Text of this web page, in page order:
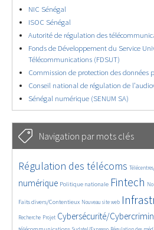
NIC Sénégal
ISOC Sénégal
Autorité de régulation des
Fonds de Développement du Service
Télécommunications (FDSUT)
Commission de protection des données
Conseil national de régulation de
Sénégal numérique (SENUM SA)
Navigation par mots clés
4655/5792
Régulation des télécoms
402/5792
3698/5792
numérique
1906/5792 Politique nationale
5325/5792 Fintech
709/5792
2390/5792
1563/5792
Faits divers/Contentieux Nouveau site web
Recherche
247/5792Projet
3732/5792 Cybersécurité/
2319/5792
1654/5792